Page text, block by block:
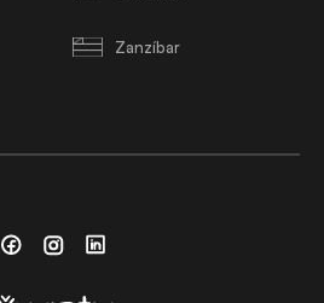
Zanzíbar
FacebookInstagramLinkedin